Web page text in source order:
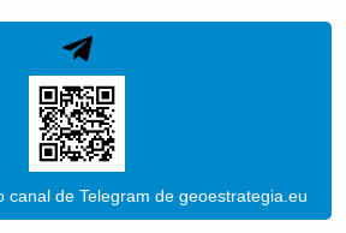
canal de Telegram de geoestrategia.eu